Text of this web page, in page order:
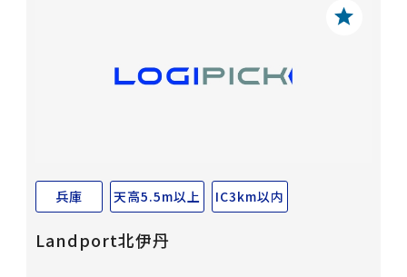
兵庫 天高5.5m以上 IC3km以内
Landport北伊丹